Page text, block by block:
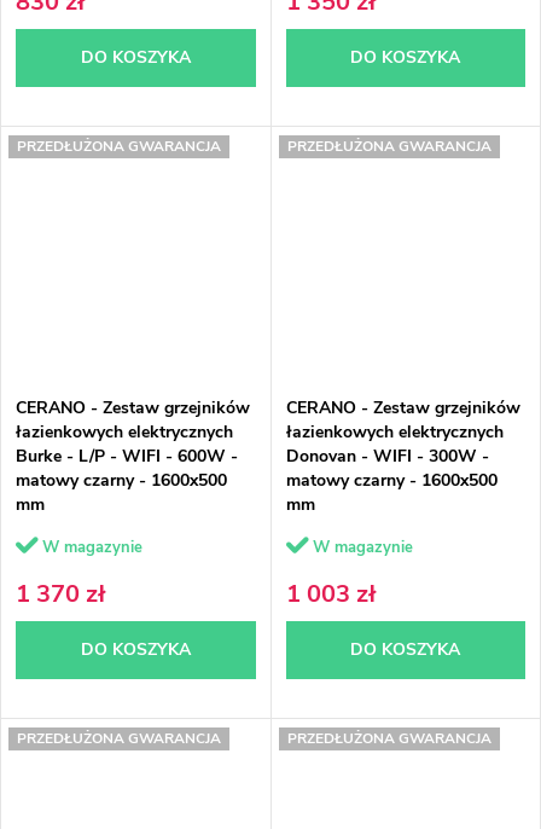
DO KOSZYKA DO KOSZYKA
PRZEDŁUŻONA GWARANCJA
CERANO - Zestaw grzejników
łazienkowych elektrycznych
Burke - L/P - WIFI - 600W -
matowy czarny - 1600x500
mm
W magazynie
1 370 zł
DO KOSZYKA
PRZEDŁUŻONA GWARANCJA
CERANO - Zestaw grzejników
łazienkowych elektrycznych
Donovan - WIFI - 300W -
matowy czarny - 1600x500
mm
W magazynie
1 003 zł
DO KOSZYKA
PRZEDŁUŻONA GWARANCJA PRZEDŁUŻONA GWARANCJA